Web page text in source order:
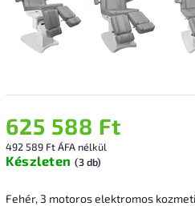
625 588 Ft
492 589 Ft ÁFA nélkül
Készleten (3 db)
Fehér, 3 motoros elektromos